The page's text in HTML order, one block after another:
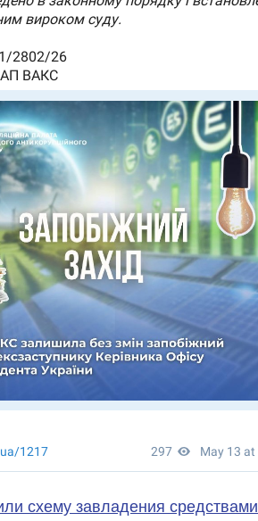
схему завладения средствами